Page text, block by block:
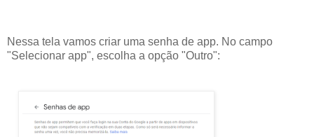
Nessa tela vamos criar uma senha de app. No campo
"Selecionar app", escolha a opção "Outro":